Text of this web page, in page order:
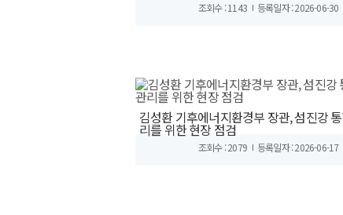
조회수 : 1143 등록일자 : 2026-06-30
김성환 기후에너지환경부 장관, 섬진강
리를 위한 현장 점검
조회수 : 2079 등록일자 : 2026-06-17